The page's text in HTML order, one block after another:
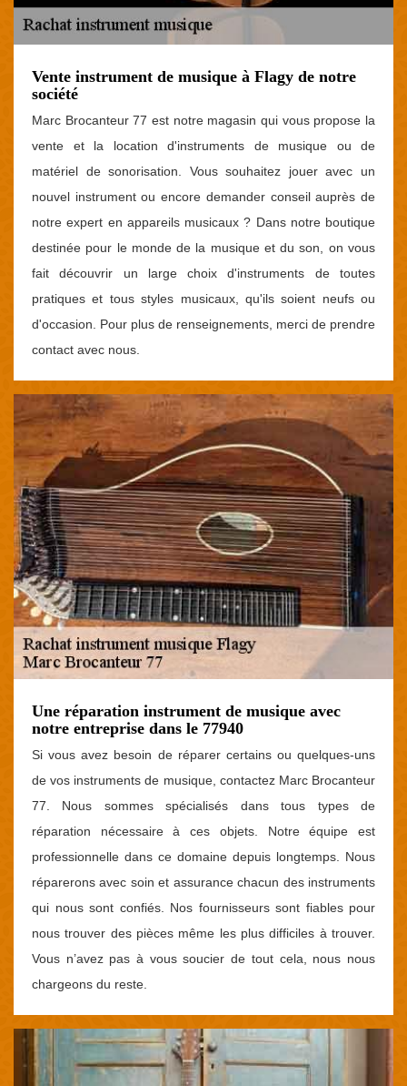
Vente instrument de musique à Flagy de notre
société
Marc Brocanteur 77 est notre magasin qui vous propose la
vente et la location d'instruments de musique ou de
matériel de sonorisation. Vous souhaitez jouer avec un
nouvel instrument ou encore demander conseil auprès de
notre expert en appareils musicaux ? Dans notre boutique
destinée pour le monde de la musique et du son, on vous
fait découvrir un large choix d'instruments de toutes
pratiques et tous styles musicaux, qu'ils soient neufs ou
d'occasion. Pour plus de renseignements, merci de prendre
contact avec nous.
Une réparation instrument de musique avec
notre entreprise dans le 77940
Si vous avez besoin de réparer certains ou quelques-uns
de vos instruments de musique, contactez Marc Brocanteur
77. Nous sommes spécialisés dans tous types de
réparation nécessaire à ces objets. Notre équipe est
professionnelle dans ce domaine depuis longtemps. Nous
réparerons avec soin et assurance chacun des instruments
qui nous sont confiés. Nos fournisseurs sont fiables pour
nous trouver des pièces même les plus difficiles à trouver.
Vous n’avez pas à vous soucier de tout cela, nous nous
chargeons du reste.